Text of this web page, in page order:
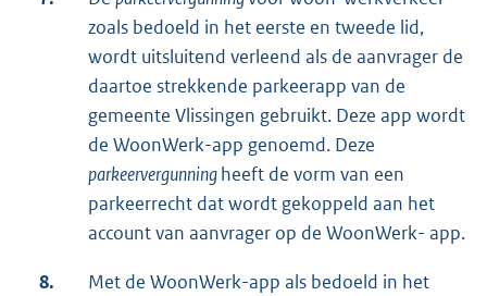
zoals bedoeld in het eerste en tweede lid,
wordt uitsluitend verleend als de aanvrager de
daartoe strekkende parkeerapp van de
gemeente Vlissingen gebruikt. Deze app wordt
de WoonWerk-app genoemd. Deze
parkeervergunningheeft de vorm van een
parkeerrecht dat wordt gekoppeld aan het
account van aanvrager op de WoonWerk- app.
8.
Met de WoonWerk-app als bedoeld in het